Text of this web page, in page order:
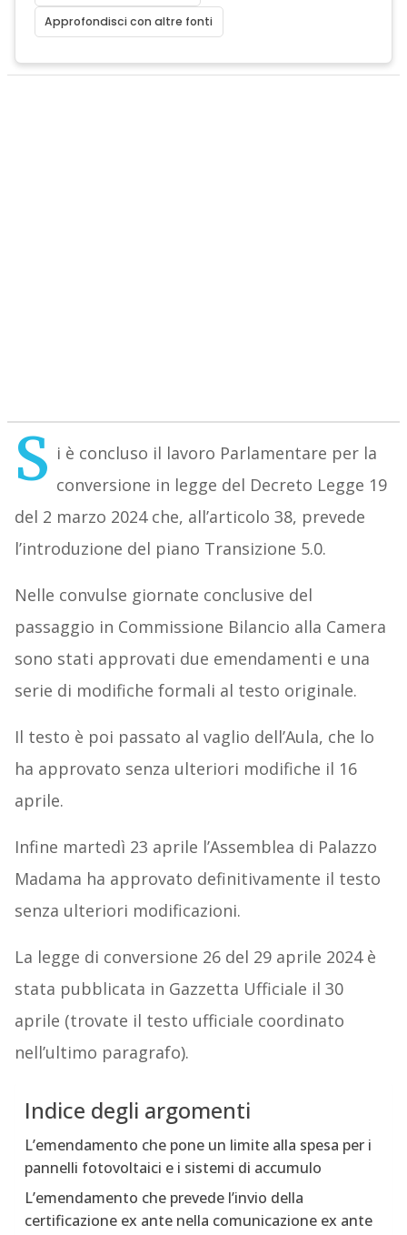
Approfondisci con altre fonti
S i è concluso il lavoro Parlamentare per la
conversione in legge del Decreto Legge 19
del 2 marzo 2024 che, all’articolo 38, prevede
l’introduzione del piano Transizione 5.0.
Nelle convulse giornate conclusive del
passaggio in Commissione Bilancio alla Camera
sono stati approvati due emendamenti e una
serie di modifiche formali al testo originale.
Il testo è poi passato al vaglio dell’Aula, che lo
ha approvato senza ulteriori modifiche il 16
aprile.
Infine martedì 23 aprile l’Assemblea di Palazzo
Madama ha approvato definitivamente il testo
senza ulteriori modificazioni.
La legge di conversione 26 del 29 aprile 2024 è
stata pubblicata in Gazzetta Ufficiale il 30
aprile (trovate il testo ufficiale coordinato
nell’ultimo paragrafo).
Indice degli argomenti
L’emendamento che pone un limite alla spesa per i
pannelli fotovoltaici e i sistemi di accumulo
L’emendamento che prevede l’invio della
certificazione ex ante nella comunicazione ex ante